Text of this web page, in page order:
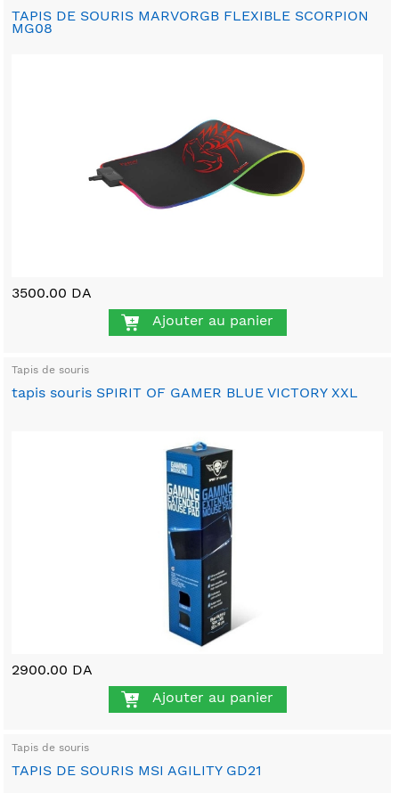
TAPIS DE SOURIS MARVORGB FLEXIBLE SCORPION
MG08
3500.00 DA
Ajouter au panier
Tapis de souris
tapis souris SPIRIT OF GAMER BLUE VICTORY XXL
2900.00 DA
Ajouter au panier
Tapis de souris
TAPIS DE SOURIS MSI AGILITY GD21